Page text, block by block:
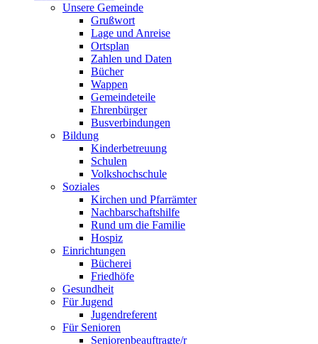
Unsere Gemeinde
Grußwort
Lage und Anreise
Ortsplan
Zahlen und Daten
Bücher
Wappen
Gemeindeteile
Ehrenbürger
Busverbindungen
Bildung
Kinderbetreuung
Schulen
Volkshochschule
Soziales
Kirchen und Pfarrämter
Nachbarschaftshilfe
Rund um die Familie
Hospiz
Einrichtungen
Bücherei
Friedhöfe
Gesundheit
Für Jugend
Jugendreferent
Für Senioren
Seniorenbeauftragte/r